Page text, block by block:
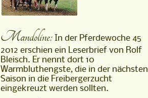
Mandoline: In der Pferdewoche 45
2012 erschien ein Leserbrief von Rolf
Bleisch. Er nennt dort 10
Warmbluthengste, die in der nächsten
Saison in die Freibergerzucht
eingekreuzt werden sollten.